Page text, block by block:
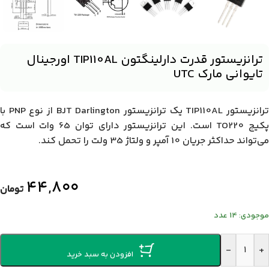
ترانزیستور قدرت دارلینگتون TIP110AL اورجینال
تایوانی مارک UTC
ترانزیستور TIP110AL یک ترانزیستور BJT Darlington از نوع PNP با
پکیج TO220 است. این ترانزیستور دارای توان 65 وات است که
می‌تواند حداکثر جریان 10 آمپر و ولتاژ 35 ولت را تحمل کند.
۴۴,۸۰۰ تومان
موجودی: 14 عدد
- + افزودن به سبد خرید